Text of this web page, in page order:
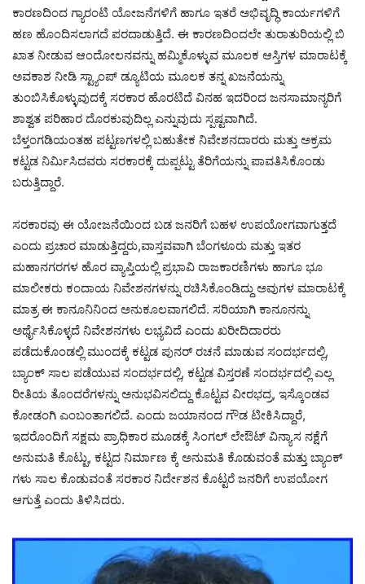
ಕಾರಣದಿಂದ ಗ್ಯಾರಂಟಿ ಯೋಜನೆಗಳಿಗೆ ಹಾಗೂ ಇತರೆ ಅಭಿವೃದ್ಧಿ ಕಾರ್ಯಗಳಿಗೆ
ಹಣ ಹೊಂದಿಸಲಾಗದೆ ಪರದಾಡುತ್ತಿದೆ. ಈ ಕಾರಣದಿಂದಲೇ ತುರಾತುರಿಯಲ್ಲಿ ಬಿ
ಖಾತ ನೀಡುವ ಆಂದೋಲನವನ್ನು ಹಮ್ಮಿಕೊಳ್ಳುವ ಮೂಲಕ ಆಸ್ತಿಗಳ ಮಾರಾಟಕ್ಕೆ
ಅವಕಾಶ ನೀಡಿ ಸ್ಟ್ಯಾಂಪ್ ಡ್ಯೂಟಿಯ ಮೂಲಕ ತನ್ನ ಖಜನೆಯನ್ನು
ತುಂಬಿಸಿಕೊಳ್ಳುವುದಕ್ಕೆ ಸರಕಾರ ಹೊರಟಿದೆ ವಿನಹ ಇದರಿಂದ ಜನಸಾಮಾನ್ಯರಿಗೆ
ಶಾಶ್ವತ ಪರಿಹಾರ ದೊರಕುವುದಿಲ್ಲ ಎನ್ನುವುದು ಸ್ಪಷ್ಟವಾಗಿದೆ.
ಬೆಳ್ತಂಗಡಿಯಂತಹ ಪಟ್ಟಣಗಳಲ್ಲಿ ಬಹುತೇಕ ನಿವೇಶನದಾರರು ಮತ್ತು ಅಕ್ರಮ
ಕಟ್ಟಡ ನಿರ್ಮಿಸಿದವರು ಸರಕಾರಕ್ಕೆ ದುಪ್ಪಟ್ಟು ತೆರಿಗೆಯನ್ನು ಪಾವತಿಸಿಕೊಂಡು
ಬರುತ್ತಿದ್ದಾರೆ.
ಸರಕಾರವು ಈ ಯೋಜನೆಯಿಂದ ಬಡ ಜನರಿಗೆ ಬಹಳ ಉಪಯೋಗವಾಗುತ್ತದೆ
ಎಂದು ಪ್ರಚಾರ ಮಾಡುತ್ತಿದ್ದರು,ವಾಸ್ತವವಾಗಿ ಬೆಂಗಳೂರು ಮತ್ತು ಇತರ
ಮಹಾನಗರಗಳ ಹೊರ ವ್ಯಾಪ್ತಿಯಲ್ಲಿ ಪ್ರಭಾವಿ ರಾಜಕಾರಣಿಗಳು ಹಾಗೂ ಭೂ
ಮಾಲೀಕರು ಕಂದಾಯ ನಿವೇಶನಗಳನ್ನು ರಚಿಸಿಕೊಂಡಿದ್ದು ಅವುಗಳ ಮಾರಾಟಕ್ಕೆ
ಮಾತ್ರ ಈ ಕಾನೂನಿನಿಂದ ಅನುಕೂಲವಾಗಲಿದೆ. ಸರಿಯಾಗಿ ಕಾನೂನನ್ನು
ಅರ್ಥೈಸಿಕೊಳ್ಳದೆ ನಿವೇಶನಗಳು ಲಭ್ಯವಿದೆ ಎಂದು ಖರೀದಿದಾರರು
ಪಡೆದುಕೊಂಡಲ್ಲಿ ಮುಂದಕ್ಕೆ ಕಟ್ಟಡ ಪುನರ್ ರಚನೆ ಮಾಡುವ ಸಂದರ್ಭದಲ್ಲಿ,
ಬ್ಯಾಂಕ್ ಸಾಲ ಪಡೆಯುವ ಸಂದರ್ಭದಲ್ಲಿ, ಕಟ್ಟಡ ವಿಸ್ತರಣೆ ಸಂದರ್ಭದಲ್ಲಿ ಎಲ್ಲ
ರೀತಿಯ ತೊಂದರೆಗಳನ್ನು ಅನುಭವಿಸಲಿದ್ದು ಕೊಟ್ಟವ ವೀರಭದ್ರ, ಇಸ್ಕೊಂಡವ
ಕೋಡಂಗಿ ಎಂಬಂತಾಗಲಿದೆ. ಎಂದು ಜಯಾನಂದ ಗೌಡ ಟೀಕಿಸಿದ್ದಾರೆ,
ಇದರೊಂದಿಗೆ ಸಕ್ಷಮ ಪ್ರಾಧಿಕಾರ ಮೂಡಕ್ಕೆ ಸಿಂಗಲ್ ಲೇಔಟ್ ವಿನ್ಯಾಸ ನಕ್ಷೆಗೆ
ಅನುಮತಿ ಕೊಟ್ಟು, ಕಟ್ಟದ ನಿರ್ಮಾಣ ಕ್ಕೆ ಅನುಮತಿ ಕೊಡುವಂತೆ ಮತ್ತು ಬ್ಯಾಂಕ್
ಗಳು ಸಾಲ ಕೊಡುವಂತೆ ಸರಕಾರ ನಿರ್ದೇಶನ ಕೊಟ್ಟರೆ ಜನರಿಗೆ ಉಪಯೋಗ
ಆಗುತ್ತೆ ಎಂದು ತಿಳಿಸಿದರು.